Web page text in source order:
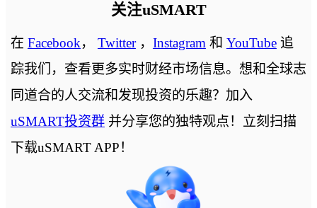
关注uSMART
在 Facebook， Twitter， Instagram 和 YouTube追
踪我们，查看更多实时财经市场信息。想和全球志
同道合的人交流和发现投资的乐趣？加入
uSMART投资群并分享您的独特观点！立刻扫描
下载uSMART APP！